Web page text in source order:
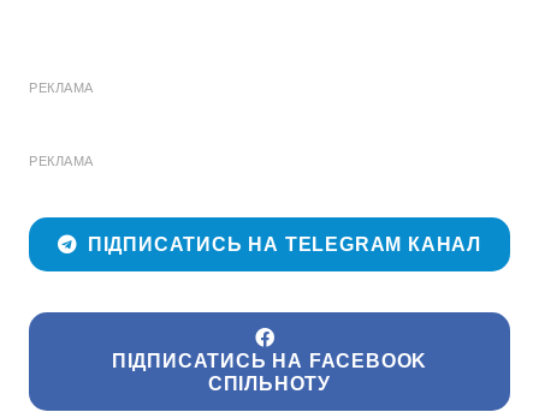
РЕКЛАМА
РЕКЛАМА
ПІДПИСАТИСЬ НА TELEGRAM КАНАЛ
ПІДПИСАТИСЬ НА FACEBOOK
СПІЛЬНОТУ